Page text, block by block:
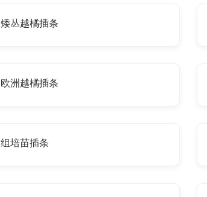
矮丛越橘插条
欧洲越橘插条
组培苗插条